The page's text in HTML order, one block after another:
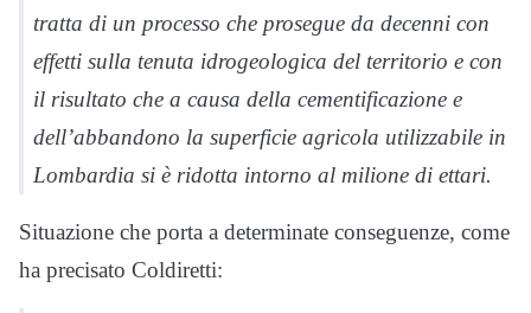
tratta di un processo che prosegue da decenni con
effetti sulla tenuta idrogeologica del territorio e con
il risultato che a causa della cementificazione e
dell’abbandono la superficie agricola utilizzabile in
Lombardia si è ridotta intorno al milione di ettari.
Situazione che porta a determinate conseguenze, come
ha precisato Coldiretti: